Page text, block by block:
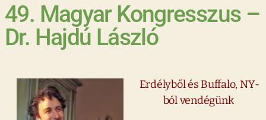
49. Magyar Kongresszus –
Dr. Hajdú László
Erdélyből és Buffalo, NY-
ból vendégünk